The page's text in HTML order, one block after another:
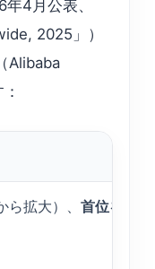
4月公表、
2025」）
Alibaba
ら拡大）、首位を維持